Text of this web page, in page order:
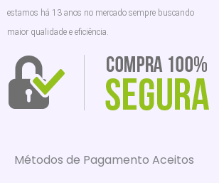
estamos há 13 anos no mercado sempre buscando
maior qualidade e eficiência.
Métodos de Pagamento Aceitos